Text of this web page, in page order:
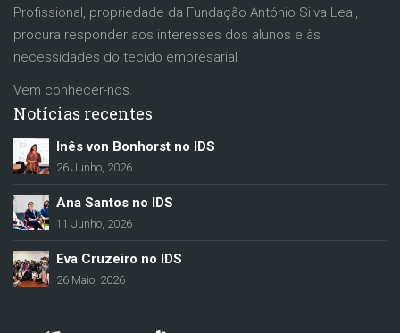
Profissional, propriedade da Fundação António Silva Leal,
procura responder aos interesses dos alunos e às
necessidades do tecido empresarial
Vem conhecer-nos.
Notícias recentes
Inês von Bonhorst no IDS
26 Junho, 2026
Ana Santos no IDS
11 Junho, 2026
Eva Cruzeiro no IDS
26 Maio, 2026